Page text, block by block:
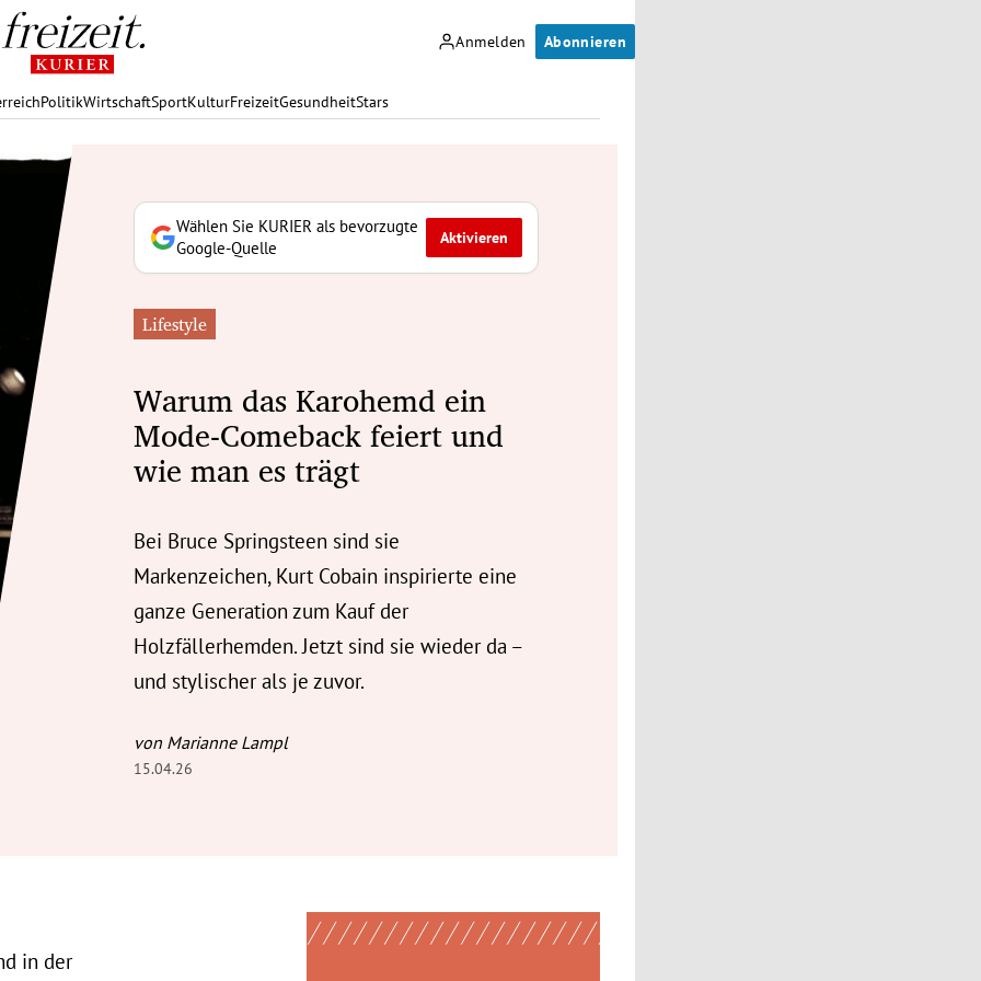
Anmelden Abonnieren
PolitikWirtschaftSportKulturFreizeitGesundheitStars
Wählen Sie KURIER als bevorzugte
Google-Quelle
Aktivieren
Lifestyle
Warum das Karohemd ein
Mode-Comeback feiert und
wie man es trägt
Bei Bruce Springsteen sind sie
Markenzeichen, Kurt Cobain inspirierte eine
ganze Generation zum Kauf der
Holzfällerhemden. Jetzt sind sie wieder da –
und stylischer als je zuvor.
von Marianne Lampl
15.04.26
in der